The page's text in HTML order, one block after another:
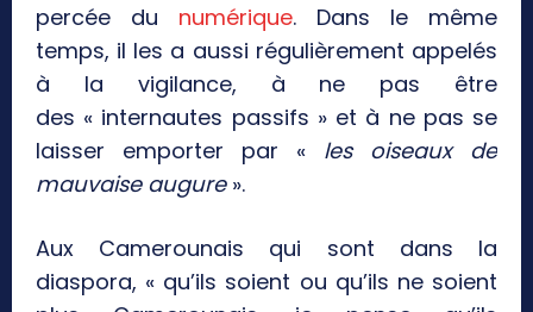
percée du numérique. Dans le même
temps, il les a aussi régulièrement appelés
à la vigilance, à ne pas être
des « internautes passifs » et à ne pas se
laisser emporter par « les oiseaux de
mauvaise augure».
Aux Camerounais qui sont dans la
diaspora, « qu’ils soient ou qu’ils ne soient